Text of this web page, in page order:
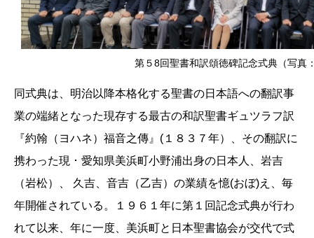
第５8回聖書和訳頌徳碑記念式典（写真
同式典は、明治以降本格化する聖書の日本語への翻訳事
業の端緒となった現存する最古の和訳聖書ギュツラフ訳
『約翰（ヨハネ）福音之傳』(１８３７年）、その翻訳に
携わった現 ･ 愛知県美浜町小野浦出身の日本人、岩吉
（岩松）、 久吉、音吉（乙吉）の業績を憶(おぼ)え、毎
年開催されている。１９６１年に第１回記念式典が行わ
れて以来、年に一度、美浜町と日本聖書協会が交代で式